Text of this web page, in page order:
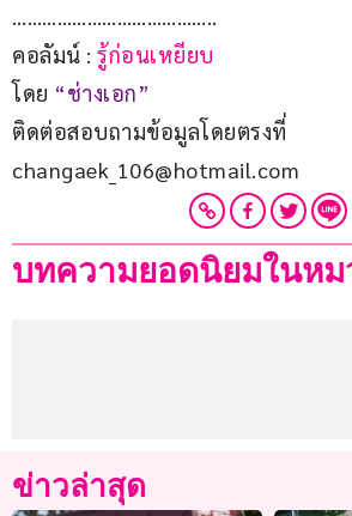
…………………………………..
คอลัมน์ : รู้ก่อนเหยียบ
โดย “ช่างเอก”
ติดต่อสอบถามข้อมูลโดยตรงที่
changaek_106@hotmail.com
บทความยอดนิยมในห
ข่าวล่าสุด